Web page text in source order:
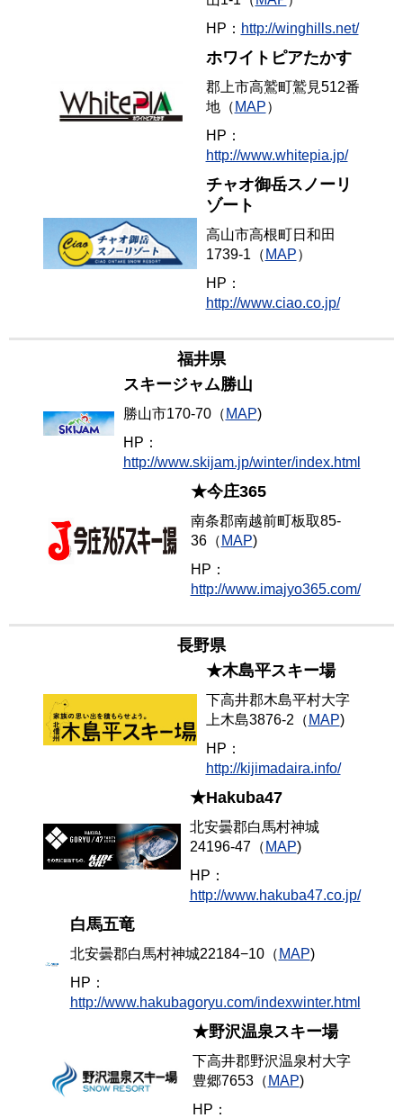
HP： http://winghills.net/
ホワイトピアたかす
郡上市高鷲町鷲見512番
地（ MAP）
HP：
http://www.whitepia.jp/
チャオ御岳スノーリ
ゾート
高山市高根町日和田
1739-1（ MAP）
HP：
http://www.ciao.co.jp/
福井県
スキージャム勝山
勝山市170-70（ MAP)
HP：
http://www.skijam.jp/winter/index.html
★今庄365
南条郡南越前町板取85-
36（ MAP)
HP：
http://www.imajyo365.com/
長野県
★木島平スキー場
下高井郡木島平村大字
上木島3876-2（ MAP)
HP：
http://kijimadaira.info/
★Hakuba47
北安曇郡白馬村神城
24196-47（ MAP)
HP：
http://www.hakuba47.co.jp/
白馬五竜
北安曇郡白馬村神城22184−10（ MAP)
HP：
http://www.hakubagoryu.com/indexwinter.html
★野沢温泉スキー場
下高井郡野沢温泉村大字
豊郷7653（ MAP)
HP：